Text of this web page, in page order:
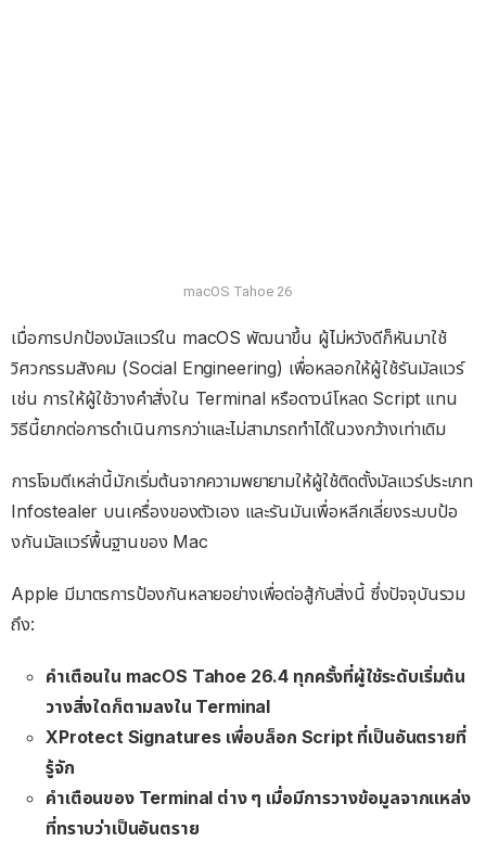
macOS Tahoe 26
เมื่อการปกป้องมัลแวร์ใน macOS พัฒนาขึ้น ผู้ไม่หวังดีก็หันมาใช้
วิศวกรรมสังคม (Social Engineering) เพื่อหลอกให้ผู้ใช้รันมัลแวร์
เช่น การให้ผู้ใช้วางคำสั่งใน Terminal หรือดาวน์โหลด Script แทน
วิธีนี้ยากต่อการดำเนินการกว่าและไม่สามารถทำได้ในวงกว้างเท่าเดิม
การโจมตีเหล่านี้มักเริ่มต้นจากความพยายามให้ผู้ใช้ติดตั้งมัลแวร์ประเภท
Infostealer บนเครื่องของตัวเอง และรันมันเพื่อหลีกเลี่ยงระบบป้อ
งกันมัลแวร์พื้นฐานของ Mac
Apple มีมาตรการป้องกันหลายอย่างเพื่อต่อสู้กับสิ่งนี้ ซึ่งปัจจุบันรวม
ถึง:
คำเตือนใน macOS Tahoe 26.4 ทุกครั้งที่ผู้ใช้ระดับเริ่มต้น
วางสิ่งใดก็ตามลงใน Terminal
XProtect Signaturesเพื่อบล็อก Script ที่เป็นอันตรายที่
รู้จัก
คำเตือนของ Terminal ต่าง ๆ เมื่อมีการวางข้อมูลจากแหล่ง
ที่ทราบว่าเป็นอันตราย